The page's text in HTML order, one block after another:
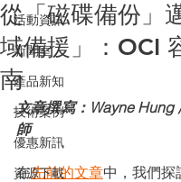
活動資訊
新聞室
產品新知
技術案例
優惠新訊
資源下載
從「磁碟備份」
域備援」：OCI
南
文章撰寫：Wayne Hung
師
在先前的文章中，我們探